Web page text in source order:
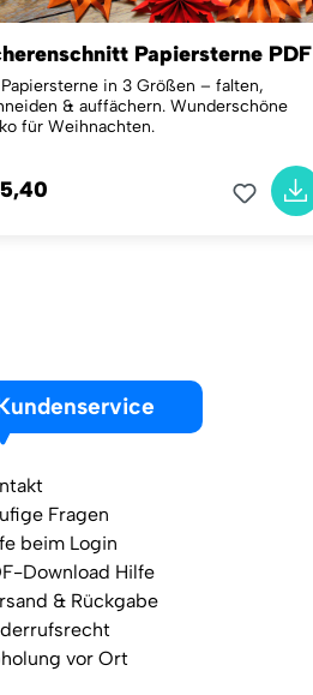
Papiersterne PDF
in 3 Größen – falten,
& auffächern. Wunderschöne
für Weihnachten.
Fragen
beim Login
Download Hilfe
& Rückgabe
vor Ort